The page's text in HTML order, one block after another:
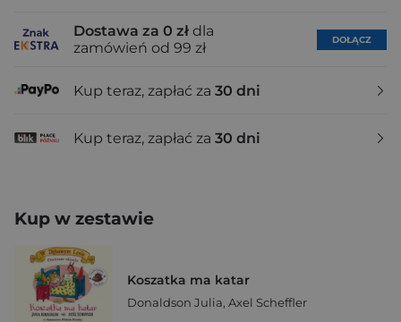
Dostawa za 0 zł dla
zamówień od 99 zł
DOŁĄCZ
Kup teraz, zapłać za 30 dni
Kup teraz, zapłać za 30 dni
Kup w zestawie
Koszatka ma katar
Donaldson Julia, Axel Scheffler